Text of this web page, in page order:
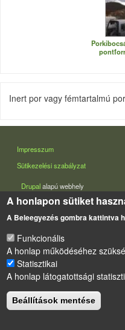
Inert por vagy fémtartalmú
LÁBLÉC
Impresszum
Sütikezelési szabályzat
Drupalalapú webhely
A honlapon sütiket
A Beleegyezés gombra kattintva
Funkcionális
A honlap működéséhez
Statisztikai
A honlap látogatottsági
Beállítások mentése